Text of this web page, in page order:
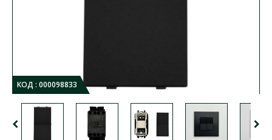
КОД : 000098833